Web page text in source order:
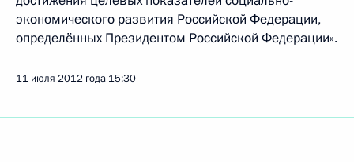
экономического развития Российской Федерации,
определённых Президентом Российской Федерации».
11 июля 2012 года 15:30